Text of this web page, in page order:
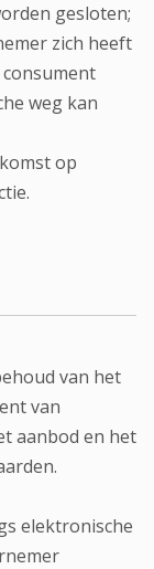
gesloten;
zich heeft
weg kan
op
van het
van
aanbod en het
elektronische